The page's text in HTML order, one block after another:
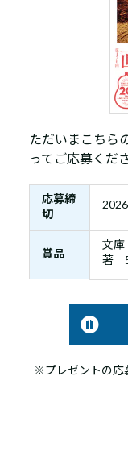
ただいまこちら
ってご応募くだ
応募締
切
賞品
文庫
著
※プレゼントの応